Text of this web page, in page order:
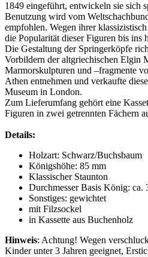
1849 eingeführt, entwickeln sie sich
Benutzung wird vom
empfohlen. Wegen ihrer
die Popularität dieser Figuren bis ins
Die Gestaltung der Springerköpfe
Vorbildern der altgriechischen Elgin
Marmorskulpturen und –fragmente
Athen entnehmen und verkaufte
Museum in London.
Zum Lieferumfang gehört eine
Figuren in zwei getrennten Fächern
Details:
Holzart: Schwarz/Buchsbaum
Königshöhe: 85 mm
Klassischer Staunton
Durchmesser Basis König: ca.
Sonstiges: gewichtet
mit Filzsockel
in Kassette aus Buchenholz
Hinweis: Achtung! Wegen
Kinder unter 3 Jahren geeignet,